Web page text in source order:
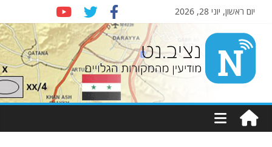
יום ראשון, יוני 28, 2026
Nziv.net
מודיעין
מהמקורות